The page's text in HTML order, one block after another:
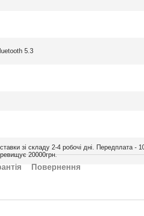
5.3
зі складу 2-4 робочі дні. Передплата -
20000грн.
Повернення